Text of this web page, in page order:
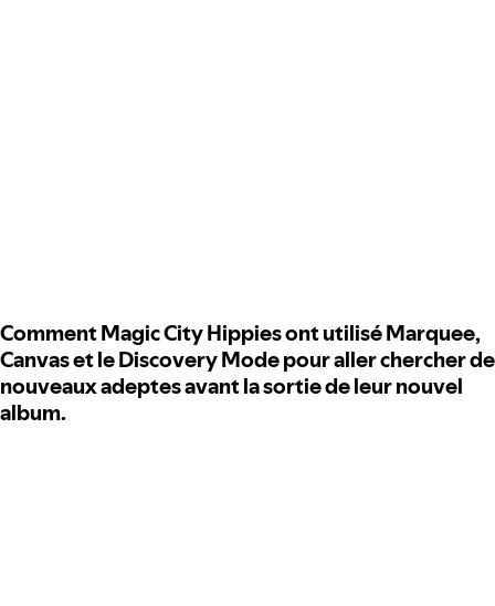
Comment Magic City Hippies ont utilisé Marquee,
Canvas et le Discovery Mode pour aller chercher de
nouveaux adeptes avant la sortie de leur nouvel
album.